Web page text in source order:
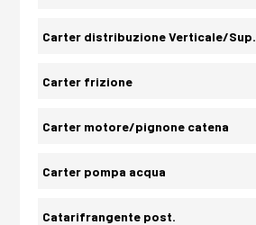
Carter distribuzione Verticale/Sup.
Carter frizione
Carter motore/pignone catena
Carter pompa acqua
Catarifrangente post.